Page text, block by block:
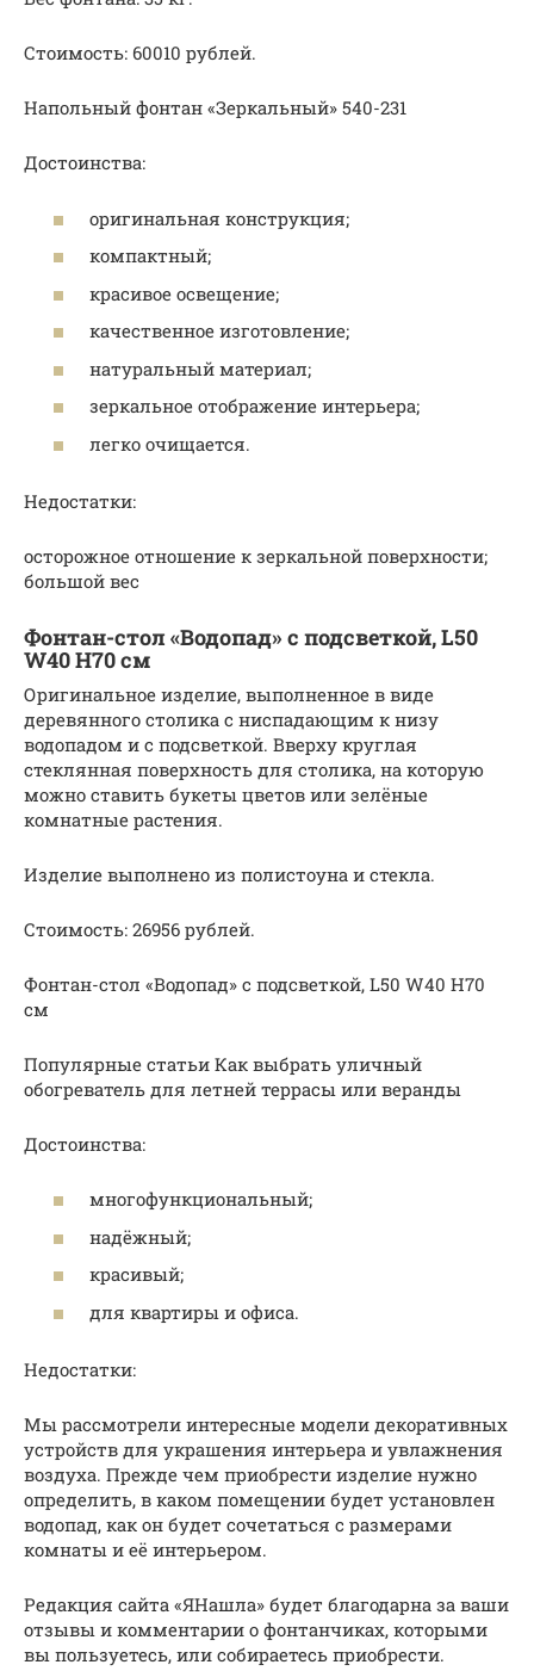
Стоимость: 60010 рублей.
Напольный фонтан «Зеркальный» 540-231
Достоинства:
оригинальная конструкция;
компактный;
красивое освещение;
качественное изготовление;
натуральный материал;
зеркальное отображение интерьера;
легко очищается.
Недостатки:
осторожное отношение к зеркальной поверхности;
большой вес
Фонтан-стол «Водопад» с подсветкой, L50
W40 H70 см
Оригинальное изделие, выполненное в виде
деревянного столика с ниспадающим к низу
водопадом и с подсветкой. Вверху круглая
стеклянная поверхность для столика, на которую
можно ставить букеты цветов или зелёные
комнатные растения.
Изделие выполнено из полистоуна и стекла.
Стоимость: 26956 рублей.
Фонтан-стол «Водопад» с подсветкой, L50 W40 H70
см
Популярные статьи Как выбрать уличный
обогреватель для летней террасы или веранды
Достоинства:
многофункциональный;
надёжный;
красивый;
для квартиры и офиса.
Недостатки:
Мы рассмотрели интересные модели декоративных
устройств для украшения интерьера и увлажнения
воздуха. Прежде чем приобрести изделие нужно
определить, в каком помещении будет установлен
водопад, как он будет сочетаться с размерами
комнаты и её интерьером.
Редакция сайта «ЯНашла» будет благодарна за ваши
отзывы и комментарии о фонтанчиках, которыми
вы пользуетесь, или собираетесь приобрести.